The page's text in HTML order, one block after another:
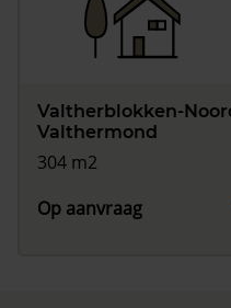
Valtherblokken-
Valthermond
304 m2
Op aanvraag